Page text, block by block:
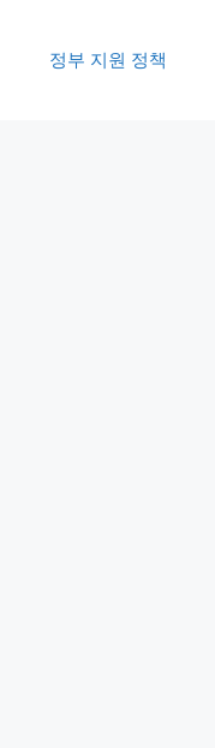
정부 지원 정책